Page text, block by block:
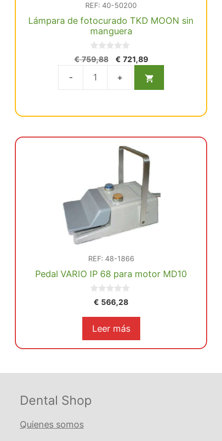
REF: 40-50200
Lámpara de fotocurado TKD MOON sin
manguera
0
d
5
€759,88
El
original
era:
€ 721,89El
actual
es:
Lámpara
MOON
sin
manguera
cantidad
REF: 48-1866
Pedal VARIO IP 68 para motor MD10
0€ 566,28
Leer más
Dental Shop
Quienes somos